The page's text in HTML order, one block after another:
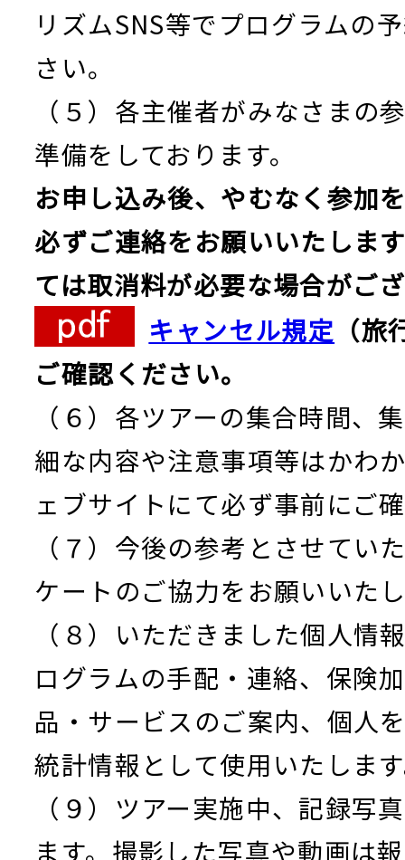
リズムSNS等でプログラムの
さい。
（５）各主催者がみなさまの
準備をしております。
お申し込み後、やむなく参加
必ずご連絡をお願いいたしま
ては取消料が必要な場合がご
キャンセル規定 （
ご確認ください。
（６）各ツアーの集合時間、
細な内容や注意事項等はかわ
ェブサイトにて必ず事前にご
（７）今後の参考とさせてい
ケートのご協力をお願いいた
（８）いただきました個人情
ログラムの手配・連絡、保険
品・サービスのご案内、個人
統計情報として使用いたしま
（９）ツアー実施中、記録写
ます。撮影した写真や動画は